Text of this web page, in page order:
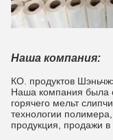
Наша компания:
КО. продуктов
Наша компания была
горячего мельт
технологии
продукция, продажи